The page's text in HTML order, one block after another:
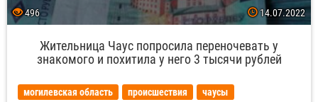
496 14.07.2022
Жительница Чаус попросила переночевать у
знакомого и похитила у него 3 тысячи рублей
могилевская область происшествия чаусы